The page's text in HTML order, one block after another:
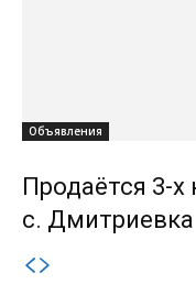
Объявления
Продаётся 3-
с. Дмитриевка